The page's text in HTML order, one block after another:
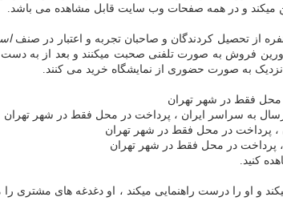
میکند و در همه صفحات وب سایت قابل مشاهده می باشد.
فروش به صورت تلفنی صحبت میکنند و بعد از به
نزدیک به صورت حضوری از نمایشگاه خرید می کنند.
محل فقط در شهر تهران
به سراسر ایران ، پرداخت در محل فقط در شهر تهران
، پرداخت در محل فقط در شهر تهران
پرداخت در محل فقط در شهر تهران
کنید.
و او را درست راهنمایی میکند ، او دغدغه های مشتری